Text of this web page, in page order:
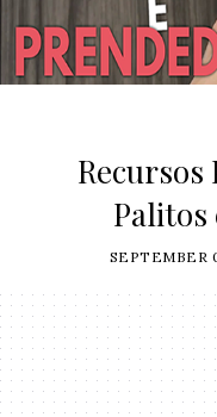
Recursos
Palitos
SEPTEMBER